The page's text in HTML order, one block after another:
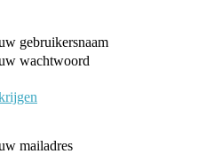
gebruikersnaam
wachtwoord
mailadres